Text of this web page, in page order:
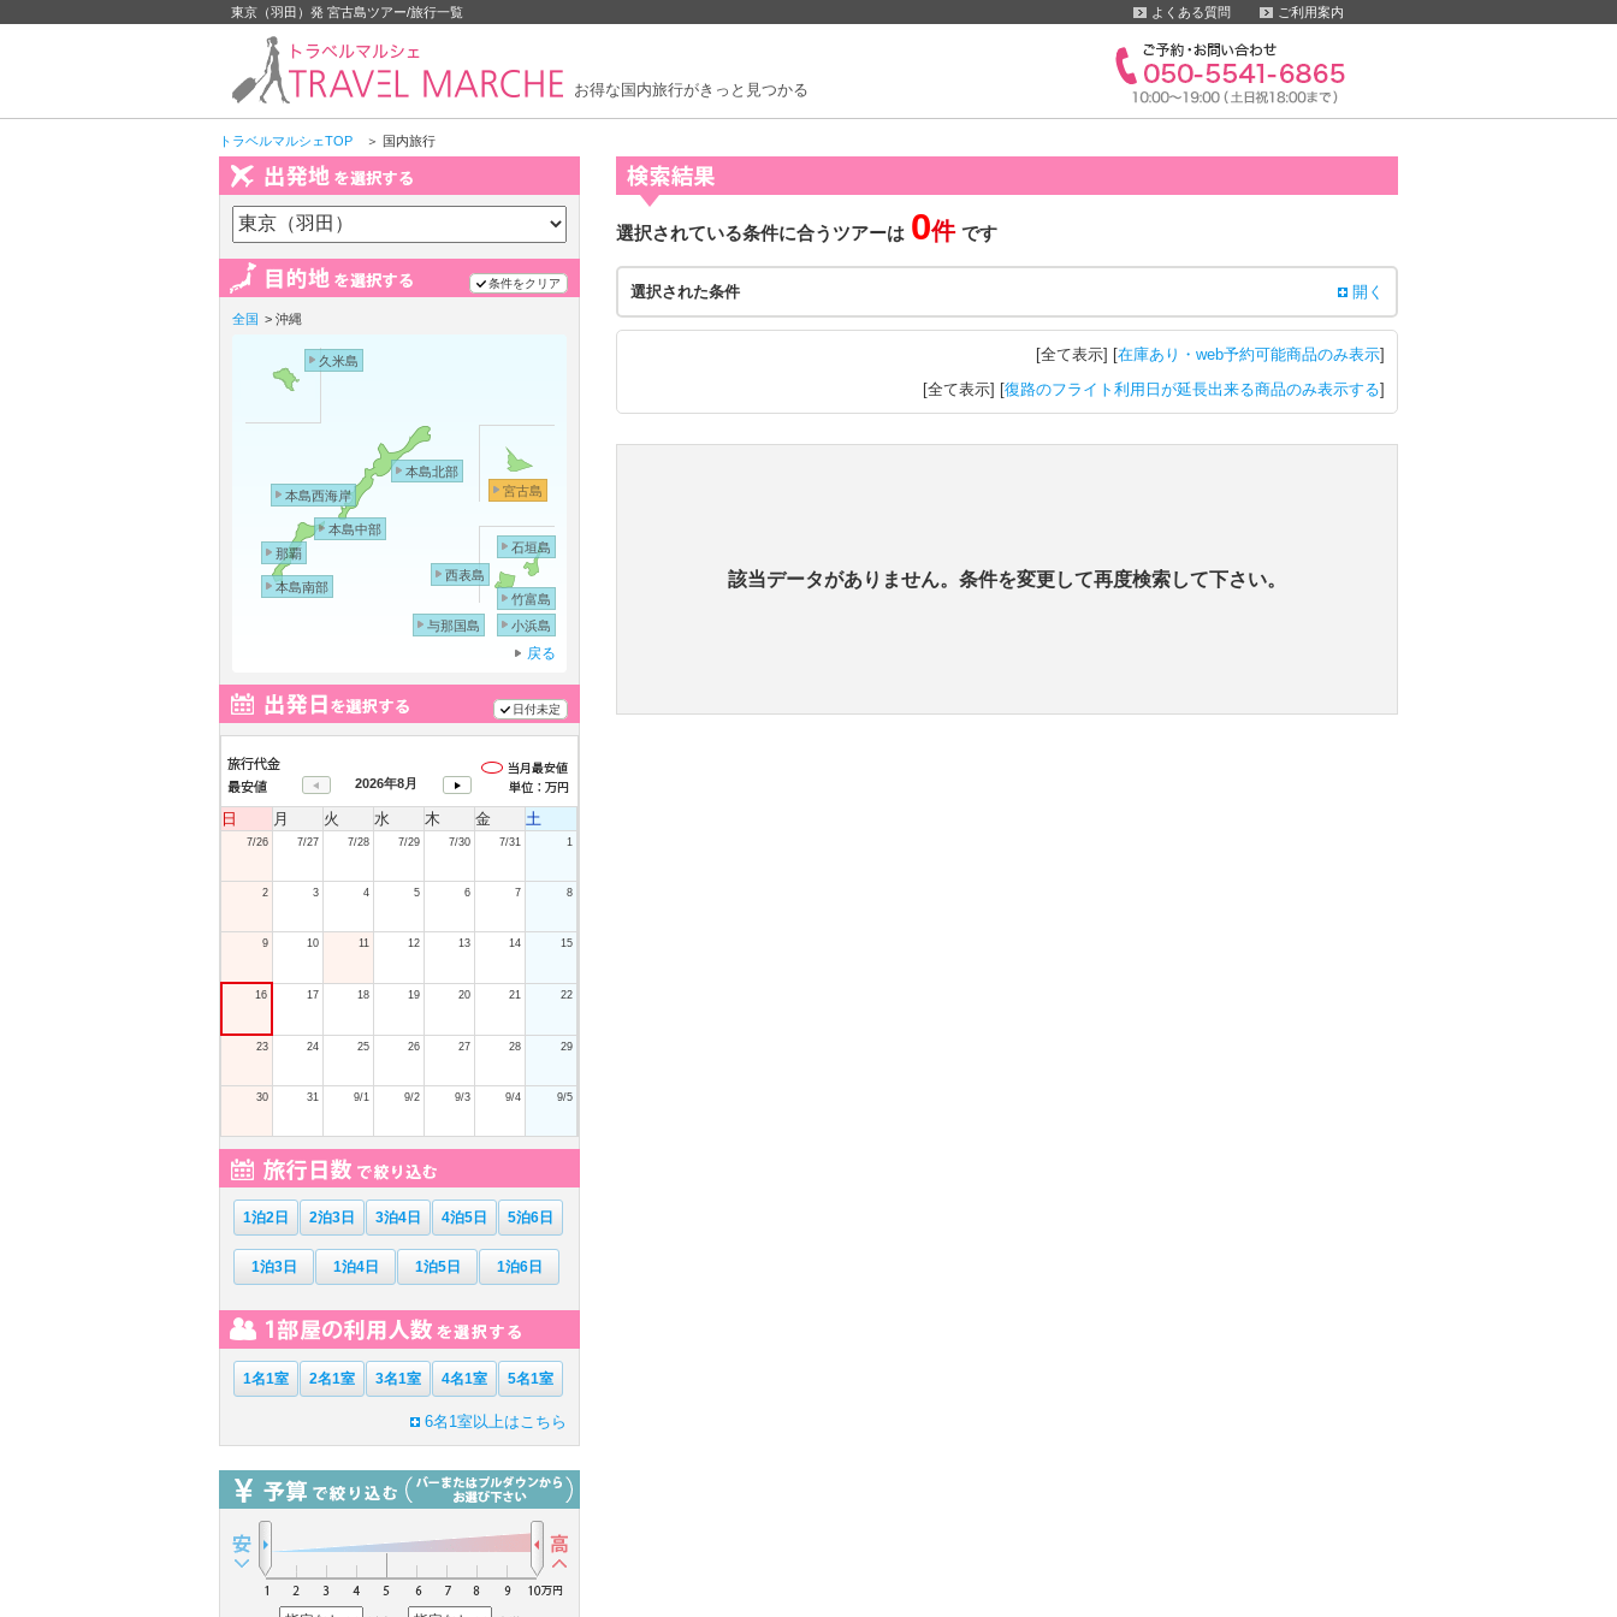
東京（羽田）発 宮古島ツアー/旅行一覧 よくある質問 ご利用案内
お得な国内旅行がきっと見つかる
トラベルマルシェTOP ＞ 国内旅行
条件をクリア
全国 > 沖縄
戻る
那覇
本島南部
本島中部
本島西海岸
本島北部
久米島
宮古島
石垣島
西表島
小浜島
竹富島
与那国島
日付未定
2026年8月
日 月 火 水 木 金 土
7/26 7/27 7/28 7/29 7/30 7/31 1
2 3 4 5 6 7 8
9 10 11 12 13 14 15
16 17 18 19 20 21 22
23 24 25 26 27 28 29
30 31 9/1 9/2 9/3 9/4 9/5
1泊2日 2泊3日 3泊4日 4泊5日 5泊6日
1泊3日 1泊4日 1泊5日 1泊6日
1名1室 2名1室 3名1室 4名1室 5名1室
6名1室以上はこちら
選択されている条件に合うツアーは 0件 です
選択された条件 開く
[全て表示] [在庫あり・web予約可能商品のみ表示]
[全て表示] [復路のフライト利用日が延長出来る商品のみ表示する]
該当データがありません。条件を変更して再度検索して下さい。